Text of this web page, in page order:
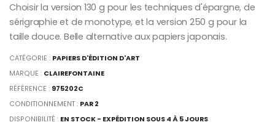
Choisir la version 130 g pour les techniques d'épargne, de
sérigraphie et de monotype, et la version 250 g pour la
taille douce. Belle alternative aux papiers japonais.
CATÉGORIE : PAPIERS D'ÉDITION D'ART
MARQUE : CLAIREFONTAINE
RÉFÉRENCE : 975202C
CONDITIONNEMENT : PAR 2
DISPONIBILITÉ : EN STOCK - EXPÉDITION SOUS 4 À 5 JOURS